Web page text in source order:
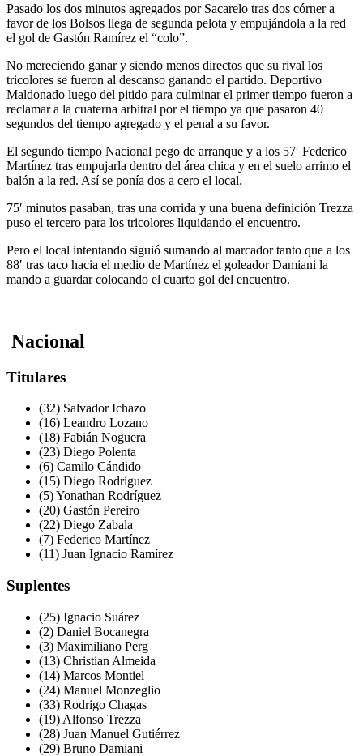
Pasado los dos minutos agregados por Sacarelo tras dos córner a
favor de los Bolsos llega de segunda pelota y empujándola a la red
el gol de Gastón Ramírez el “colo”.
No mereciendo ganar y siendo menos directos que su rival los
tricolores se fueron al descanso ganando el partido. Deportivo
Maldonado luego del pitido para culminar el primer tiempo fueron a
reclamar a la cuaterna arbitral por el tiempo ya que pasaron 40
segundos del tiempo agregado y el penal a su favor.
El segundo tiempo Nacional pego de arranque y a los 57′ Federico
Martínez tras empujarla dentro del área chica y en el suelo arrimo el
balón a la red. Así se ponía dos a cero el local.
75′ minutos pasaban, tras una corrida y una buena definición Trezza
puso el tercero para los tricolores liquidando el encuentro.
Pero el local intentando siguió sumando al marcador tanto que a los
88′ tras taco hacia el medio de Martínez el goleador Damiani la
mando a guardar colocando el cuarto gol del encuentro.
Nacional
Titulares
(32) Salvador Ichazo
(16) Leandro Lozano
(18) Fabián Noguera
(23) Diego Polenta
(6) Camilo Cándido
(15) Diego Rodríguez
(5) Yonathan Rodríguez
(20) Gastón Pereiro
(22) Diego Zabala
(7) Federico Martínez
(11) Juan Ignacio Ramírez
Suplentes
(25) Ignacio Suárez
(2) Daniel Bocanegra
(3) Maximiliano Perg
(13) Christian Almeida
(14) Marcos Montiel
(24) Manuel Monzeglio
(33) Rodrigo Chagas
(19) Alfonso Trezza
(28) Juan Manuel Gutiérrez
(29) Bruno Damiani